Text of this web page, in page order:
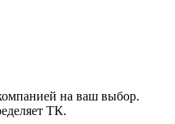
на ваш выбор.
ТК.